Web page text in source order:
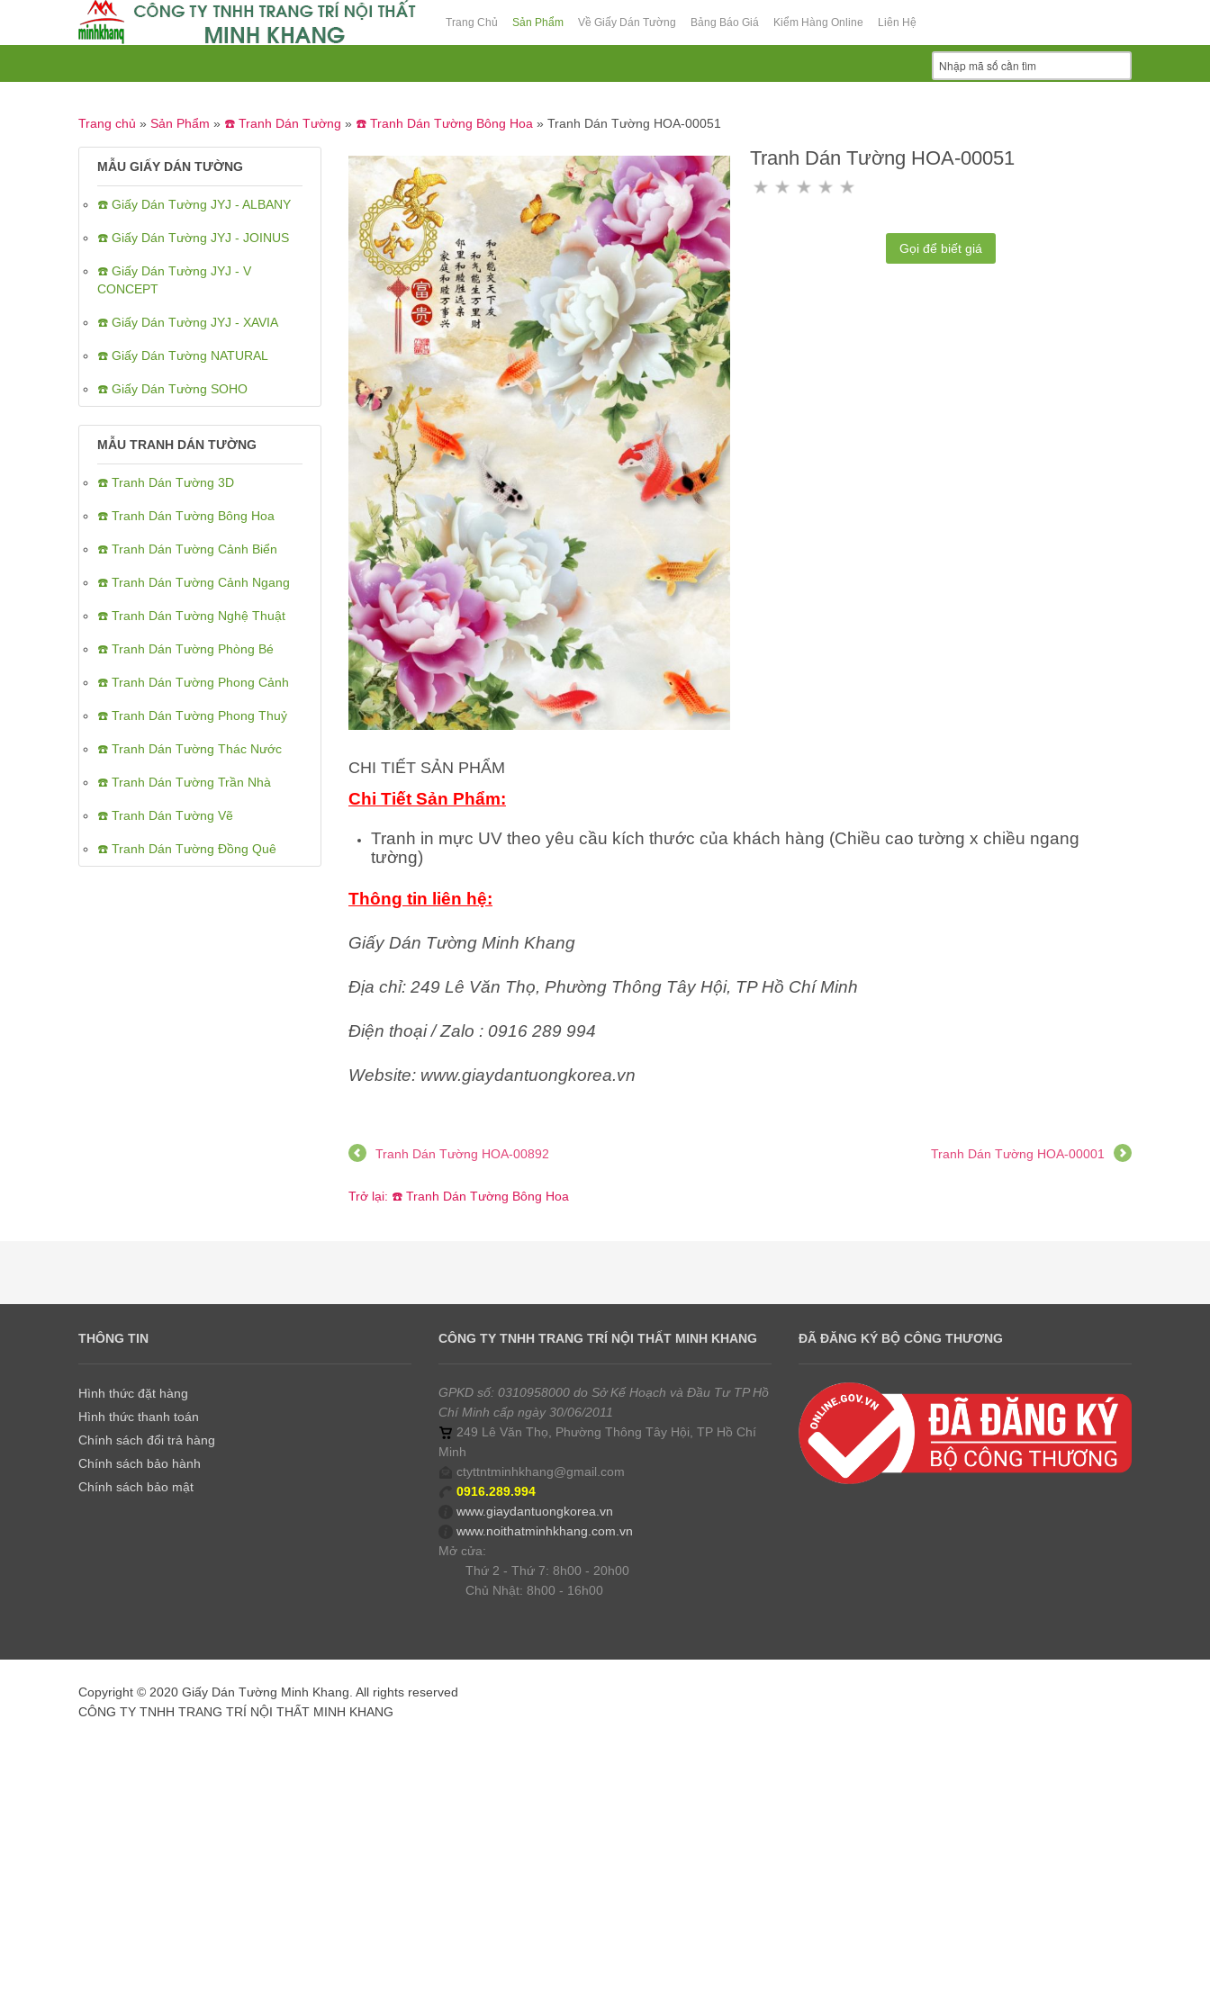
Trang Chủ Sản Phẩm Về Giấy Dán Tường Bảng Báo Giá Kiểm Hàng Online Liên Hệ
Trang chủ » Sản Phẩm » ☎️ Tranh Dán Tường » ☎️ Tranh Dán Tường Bông Hoa » Tranh Dán Tường HOA-00051
MẪU GIẤY DÁN TƯỜNG
☎️ Giấy Dán Tường JYJ - ALBANY
☎️ Giấy Dán Tường JYJ - JOINUS
☎️ Giấy Dán Tường JYJ - V
CONCEPT
☎️ Giấy Dán Tường JYJ - XAVIA
☎️ Giấy Dán Tường NATURAL
☎️ Giấy Dán Tường SOHO
MẪU TRANH DÁN TƯỜNG
☎️ Tranh Dán Tường 3D
☎️ Tranh Dán Tường Bông Hoa
☎️ Tranh Dán Tường Cảnh Biển
☎️ Tranh Dán Tường Cảnh Ngang
☎️ Tranh Dán Tường Nghệ Thuật
☎️ Tranh Dán Tường Phòng Bé
☎️ Tranh Dán Tường Phong Cảnh
☎️ Tranh Dán Tường Phong Thuỷ
☎️ Tranh Dán Tường Thác Nước
☎️ Tranh Dán Tường Trần Nhà
☎️ Tranh Dán Tường Vẽ
☎️ Tranh Dán Tường Đồng Quê
Tranh Dán Tường HOA-00051
Gọi để biết giá
CHI TIẾT SẢN PHẨM
Chi Tiết Sản Phẩm:
Tranh in mực UV theo yêu cầu kích thước của khách hàng (Chiều cao tường x chiều ngang
tường)
Thông tin liên hệ:
Giấy Dán Tường Minh Khang
Địa chỉ: 249 Lê Văn Thọ, Phường Thông Tây Hội, TP Hồ Chí Minh
Điện thoại / Zalo : 0916 289 994
Website: www.giaydantuongkorea.vn
Tranh Dán Tường HOA-00001
Tranh Dán Tường HOA-00892
Trở lại: ☎️ Tranh Dán Tường Bông Hoa
THÔNG TIN
Hình thức đặt hàng
Hình thức thanh toán
Chính sách đổi trả hàng
Chính sách bảo hành
Chính sách bảo mật
CÔNG TY TNHH TRANG TRÍ NỘI THẤT MINH KHANG
GPKD số: 0310958000 do Sở Kế Hoạch và Đầu Tư TP Hồ
Chí Minh cấp ngày 30/06/2011
249 Lê Văn Thọ, Phường Thông Tây Hội, TP Hồ Chí
Minh
ctyttntminhkhang@gmail.com
0916.289.994
www.giaydantuongkorea.vn
www.noithatminhkhang.com.vn
Mở cửa:
Thứ 2 - Thứ 7: 8h00 - 20h00
Chủ Nhật: 8h00 - 16h00
ĐÃ ĐĂNG KÝ BỘ CÔNG THƯƠNG
Copyright © 2020 Giấy Dán Tường Minh Khang. All rights reserved
CÔNG TY TNHH TRANG TRÍ NỘI THẤT MINH KHANG